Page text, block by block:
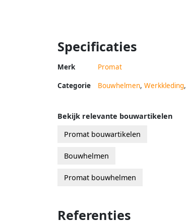
Specificaties
Merk Promat
Categorie Bouwhelmen, Werkkleding,
Bekijk relevante bouwartikelen
Promat bouwartikelen
Bouwhelmen
Promat bouwhelmen
Referenties